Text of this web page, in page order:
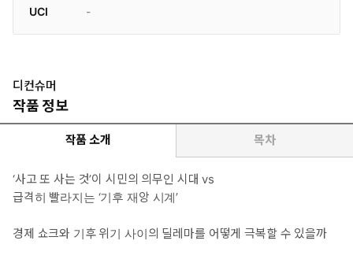
UCI
-
디컨슈머
작품 정보
작품 소개 목차
‘사고 또 사는 것’이 시민의 의무인 시대 vs
급격히 빨라지는 ‘기후 재앙 시계’
경제 쇼크와 기후 위기 사이의 딜레마를 어떻게 극복할 수 있을까